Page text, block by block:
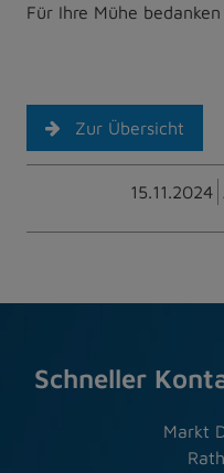
Für Ihre Mühe
Zur Übersicht
15.11.2024
Schneller
Markt